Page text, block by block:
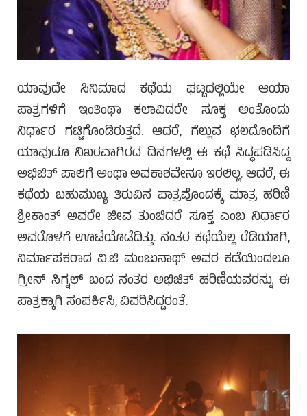
ಯಾವುದೇ ಸಿನಿಮಾದ ಕಥೆಯ ಘಟ್ಟದಲ್ಲಿಯೇ ಆಯಾ
ಪಾತ್ರಗಳಿಗೆ ಇಂತಿಂಥಾ ಕಲಾವಿದರೇ ಸೂಕ್ತ ಅಂತೊಂದು
ನಿರ್ಧಾರ ಗಟ್ಟಿಗೊಂಡಿರುತ್ತದೆ. ಆದರೆ, ಗೆಲ್ಲುವ ಛಲದೊಂದಿಗೆ
ಯಾವುದೂ ನಿಖರವಾಗಿರದ ದಿನಗಳಲ್ಲಿ ಈ ಕಥೆ ಸಿದ್ಧಪಡಿಸಿದ್ದ
ಅಭಿಜಿತ್ ಪಾಲಿಗೆ ಅಂಥಾ ಅವಕಾಶವೇನೂ ಇರಲಿಲ್ಲ. ಆದರೆ, ಈ
ಕಥೆಯ ಬಹುಮುಖ್ಯ ತಿರುವಿನ ಪಾತ್ರವೊಂದಕ್ಕೆ ಮಾತ್ರ ಹರಿಣಿ
ಶ್ರೀಕಾಂತ್ ಅವರೇ ಜೀವ ತುಂಬಿದರೆ ಸೂಕ್ತ ಎಂಬ ನಿರ್ಧಾರ
ಅವರೊಳಗೆ ಊಟೆಯೊಡೆದಿತ್ತು. ನಂತರ ಕಥೆಯೆಲ್ಲ ರೆಡಿಯಾಗಿ,
ನಿರ್ಮಾಪಕರಾದ ವಿ.ಜಿ ಮಂಜುನಾಥ್ ಅವರ ಕಡೆಯಿಂದಲೂ
ಗ್ರೀನ್ ಸಿಗ್ನಲ್ ಬಂದ ನಂತರ ಅಭಿಜಿತ್ ಹರಿಣಿಯವರನ್ನು ಈ
ಪಾತ್ರಕ್ಕಾಗಿ ಸಂಪರ್ಕಿಸಿ, ವಿವರಿಸಿದ್ದರಂತೆ.